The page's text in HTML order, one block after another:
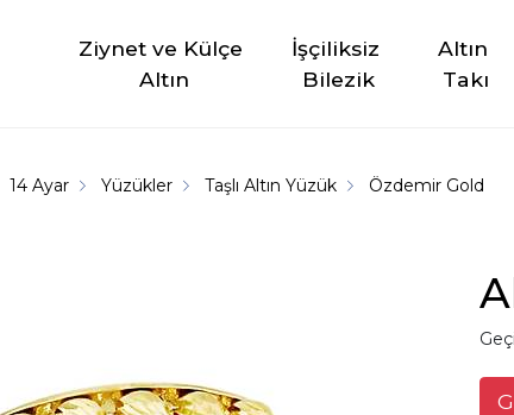
Ziynet ve Külçe
Altın
İşçiliksiz
Bilezik
Altın
Takı
14 Ayar Yüzükler Taşlı Altın Yüzük Özdemir Gold